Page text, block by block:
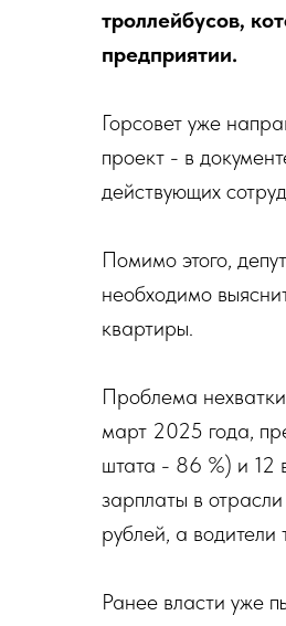
троллейбусов,
предприятии.
Горсовет уже
проект - в
действующих
Помимо этого,
необходимо
квартиры.
Проблема
март 2025 года,
штата - 86 %) и 12
зарплаты в
рублей, а
Ранее власти уже